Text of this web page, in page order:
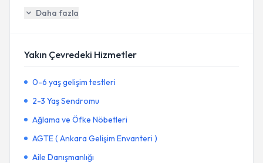
Daha fazla
Yakın Çevredeki Hizmetler
0-6 yaş gelişim testleri
2-3 Yaş Sendromu
Ağlama ve Öfke Nöbetleri
AGTE ( Ankara Gelişim Envanteri )
Aile Danışmanlığı